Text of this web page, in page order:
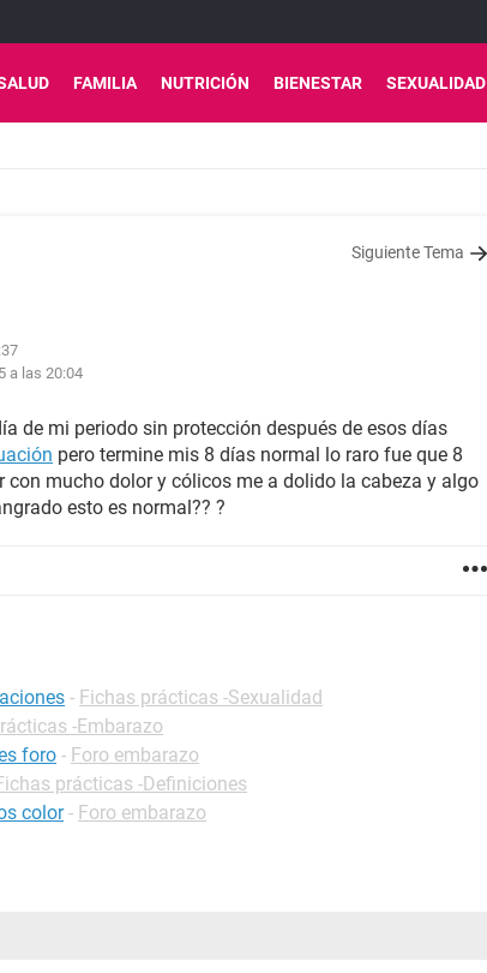
FAMILIA NUTRICIÓN BIENESTAR SEXUALIDAD
Siguiente Tema
a las 20:04
de mi periodo sin protección después de esos días
pero termine mis 8 días normal lo raro fue que 8
con mucho dolor y cólicos me a dolido la cabeza y algo
esto es normal?? ?
- Fichas prácticas -Sexualidad
-Embarazo
foro - Foro embarazo
prácticas -Definiciones
color - Foro embarazo